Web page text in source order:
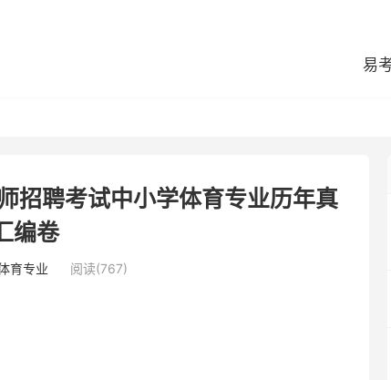
易
招聘考试中小学体育专业历年真
编卷
育专业 阅读(767)